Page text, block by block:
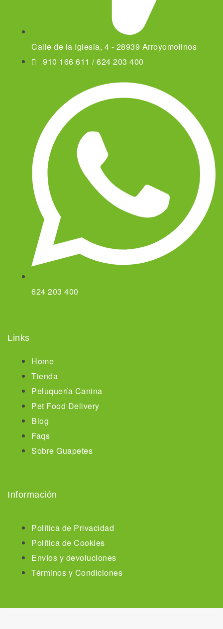
Calle de la Iglesia, 4 - 28939 Arroyomolinos
910 166 611 / 624 203 400
624 203 400
Links
Home
Tienda
Peluquería Canina
Pet Food Delivery
Blog
Faqs
Sobre Guapetes
Información
Política de Privacidad
Política de Cookies
Envíos y devoluciones
Términos y Condiciones